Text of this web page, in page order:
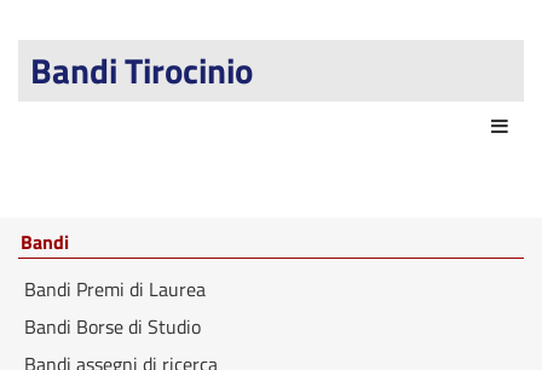
Bandi Tirocinio
Bandi
Bandi Premi di Laurea
Bandi Borse di Studio
Bandi assegni di ricerca